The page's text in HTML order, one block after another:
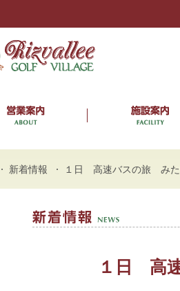
新着情報 １日 高速バスの旅 みた
１日 高